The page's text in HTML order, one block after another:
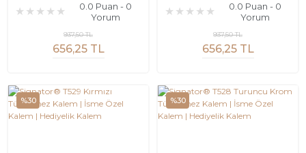
0.0 Puan - 0
Yorum
656,25 TL
937,50 TL
0.0 Puan - 0
Yorum
656,25 TL
937,50 TL
%30 %30